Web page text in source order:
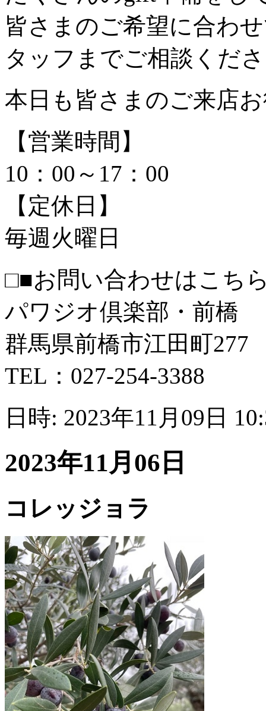
皆さまのご希望に合わ
タッフまでご相談くだ
本日も皆さまのご来店
【営業時間】
10：00～17：00
【定休日】
毎週火曜日
□■お問い合わせはこち
パワジオ倶楽部・前橋
群馬県前橋市江田町277
TEL：027-254-3388
日時: 2023年11月09日
2023年11月06日
コレッジョラ